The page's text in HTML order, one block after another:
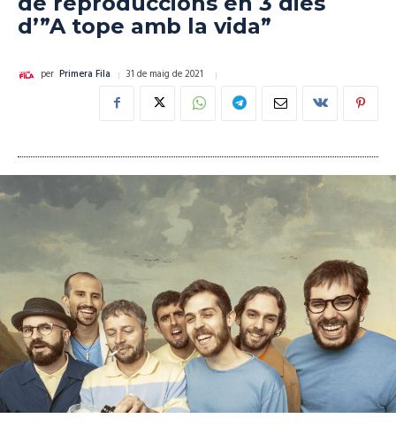
d’”A tope amb la vida”
per Primera Fila 31 de maig de 2021